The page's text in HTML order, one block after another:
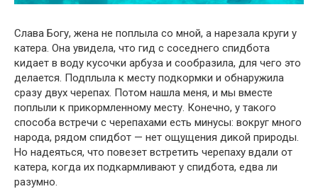
Слава Богу, жена не поплыла со мной, а нарезала круги у
катера. Она увидела, что гид с соседнего спидбота
кидает в воду кусочки арбуза и сообразила, для чего это
делается. Подплыла к месту подкормки и обнаружила
сразу двух черепах. Потом нашла меня, и мы вместе
поплыли к прикормленному месту. Конечно, у такого
способа встречи с черепахами есть минусы: вокруг много
народа, рядом спидбот — нет ощущения дикой природы.
Но надеяться, что повезет встретить черепаху вдали от
катера, когда их подкармливают у спидбота, едва ли
разумно.